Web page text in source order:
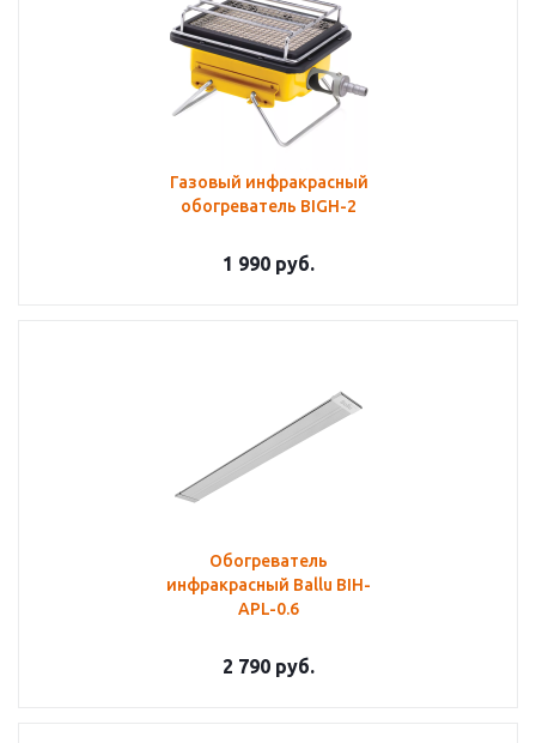
Газовый инфракрасный
обогреватель BIGH-2
1 990 руб.
Обогреватель
инфракрасный Ballu BIH-
APL-0.6
2 790 руб.